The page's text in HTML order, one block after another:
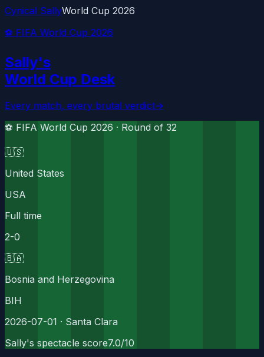
Cynical SallyWorld Cup 2026
⚽ FIFA World Cup 2026
Sally's
World Cup Desk
Every match, every brutal verdict→
⚽ FIFA World Cup 2026 · Round of 32
🇺🇸
United States
USA
Full time
2-0
🇧🇦
Bosnia and Herzegovina
BIH
2026-07-01 · Santa Clara
Sally's spectacle score7.0/10